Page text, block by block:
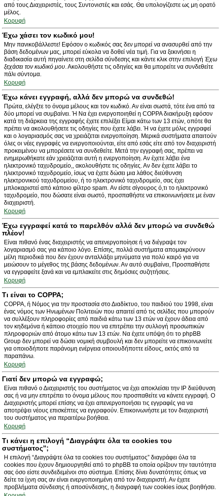
από τους Διαχειριστές, τους Συντονιστές και εσάς. Θα υπολογίζεστε ως μη ορατό
μέλος.
Κορυφή
Έχω χάσει τον κωδικό μου!
Μην πανικοβάλλεστε! Εφόσον ο κωδικός σας δεν μπορεί να ανασυρθεί από την
βάση δεδομένων μας, μπορεί εύκολα να δοθεί νέα τιμή. Για να ξεκινήσει η
διαδικασία αυτή πηγαίνετε στη σελίδα σύνδεσης και κάντε κλικ στην επιλογή Έχω
ξεχάσει τον κωδικό μου. Ακολουθήστε τις οδηγίες και θα μπορείτε να συνδεθείτε
πάλι σύντομα.
Κορυφή
Έχω κάνει εγγραφή, αλλά δεν μπορώ να συνδεθώ!
Πρώτα, ελέγξτε το όνομα μέλους και τον κωδικό. Αν είναι σωστά, τότε ένα από τα
δύο μπορεί να συμβαίνει. Ή Να έχει ενεργοποιηθεί η COPPA διακήρυξη εφόσον
κατά τη διάρκεια της εγγραφής έχετε επιλέξει Είμαι κάτω των 13 ετών, οπότε θα
πρέπει να ακολουθήσετε τις οδηγίες που έχετε λάβει. Ή να έχετε μόλις εγγραφεί
και ο λογαριασμός σας να χρειάζεται ενεργοποίηση. Μερικά συστήματα απαιτούν
όλες οι νέες εγγραφές να ενεργοποιούνται, είτε από εσάς είτε από τον διαχειριστή
προκειμένου να μπορέσετε να συνδεθείτε. Μετά την εγγραφή σας, πρέπει να
ενημερωθήκατε εάν χρειάζεται αυτή η ενεργοποίηση. Αν έχετε λάβει ένα
ηλεκτρονικό ταχυδρομείο,, ακολουθήστε τις οδηγίες. Αν δεν έχετε λάβει το
ηλεκτρονικό ταχυδρομείο, ίσως να έχετε δώσει μια λάθος διεύθυνση
ηλεκτρονικού ταχυδρομείου, ή το ηλεκτρονικό ταχυδρομείο, σας έχει
μπλοκαριστεί από κάποιο φίλτρο spam. Αν είστε σίγουρος ό,τι το ηλεκτρονικό
ταχυδρομείο, που δώσατε είναι σωστό, προσπαθήστε να επικοινωνήσετε με έναν
διαχειριστή.
Κορυφή
Έχω εγγραφεί κατά το παρελθόν αλλά δεν μπορώ να συνδεθώ
πλέον!
Είναι πιθανό ένας διαχειριστής να απενεργοποίησε ή να διέγραψε τον
λογαριασμό σας για κάποιο λόγο. Επίσης, πολλά συστήματα απομακρύνουν
μέλη περιοδικά που δεν έχουν ανταλλάξει μηνύματα για πολύ καιρό για να
μειώσουν το μέγεθος της βάσης δεδομένων. Αν αυτό συμβαίνει, Προσπαθήστε
να εγγραφείτε ξανά και να εμπλακείτε στις δημόσιες συζητήσεις.
Κορυφή
Τι είναι το COPPA;
COPPA, ή Νόμος για την προστασία στο Διαδίκτυο, του παιδιού του 1998, είναι
ένας νόμος των Ηνωμένων Πολιτειών που απαιτεί από τις σελίδες που μπορούν
να συλλέξουν πληροφορίες από παιδιά κάτω των 13 ετών να έχουν άδεια από
τον κηδεμόνα ή κάποιο στοιχείο που να επιτρέπει την συλλογή προσωπικών
πληροφοριών από άτομο κάτω των 13 ετών. Να έχετε υπόψη ότι το phpBB
Group δεν μπορεί να δώσει νομική συμβουλή και δεν μπορείτε να επικοινωνείτε
για οποιοδήποτε παράνομη ενέργεια οποιουδήποττε είδους, εκτός από τα
παραπάνω.
Κορυφή
Γιατί δεν μπορώ να εγγραφώ;
Είναι πιθανό ο Διαχειριστής του συστήματος να έχει αποκλείσει την IP διεύθυνση
σας ή να μην επιτρέπει το όνομα μέλους που προσπαθείτε να κάνετε εγγραφή. Ο
Διαχειριστής μπορεί επίσης να έχει απενεργοποιήσει τις εγγραφές για να
αποτρέψει νέους επισκέπτες να εγγραφούν. Επικοινωνήστε με τον διαχειριστή
του συστήματος για περαιτέρω βοήθεια.
Κορυφή
Τι κάνει η επιλογή “Διαγράψτε όλα τα cookies του
συστήματος”;
Η επιλογή “Διαγράψτε όλα τα cookies του συστήματος” διαγράφει όλα τα
cookies που έχουν δημιουργηθεί από το phpBB τα οποία ορίζουν την ταυτότητα
σας όσο είστε συνδεδεμένοι στο σύστημα. Επίσης δίνει δυνατότητες όπως να
δείτε τα ίχνη σας αν είναι ενεργοποιημένη από τον διαχειριστή. Αν έχετε
προβλήματα σύνδεσης ή αποσύνδεσης, η διαγραφή των cookies ίσως βοηθήσει.